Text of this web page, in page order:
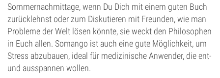
Sommernachmittage, wenn Du Dich mit einem guten Buch
zurücklehnst oder zum Diskutieren mit Freunden, wie man
Probleme der Welt lösen könnte, sie weckt den Philosophen
in Euch allen. Somango ist auch eine gute Möglichkeit, um
Stress abzubauen, ideal für medizinische Anwender, die ent-
und ausspannen wollen.